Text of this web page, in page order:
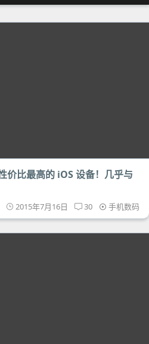
价比最高的 iOS 设备！几乎与
2015年7月16日 30 手机数码